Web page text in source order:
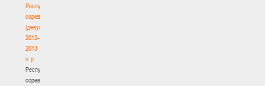
Республиканские
соревнования
(девушки)
2012-
2013
гг.р.
Республиканские
соревнования